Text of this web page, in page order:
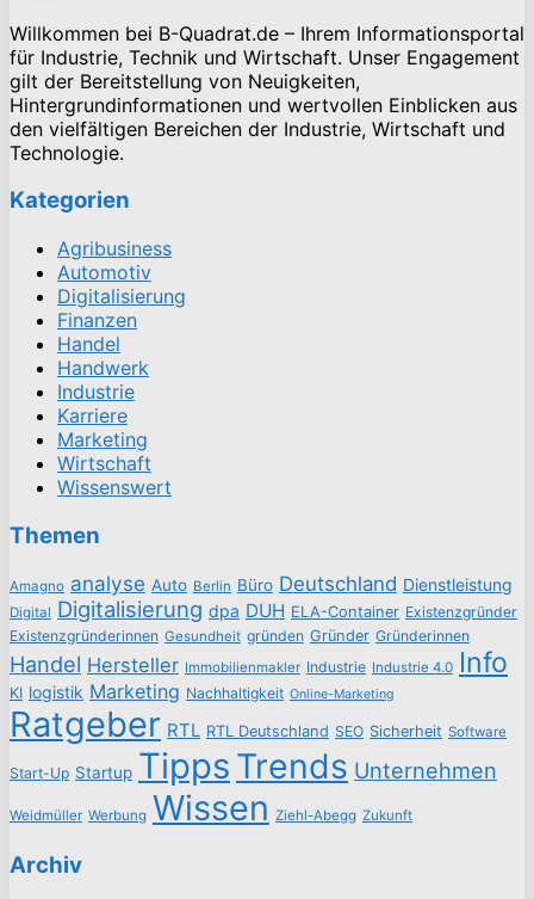
Willkommen bei B-Quadrat.de – Ihrem Informationsportal
für Industrie, Technik und Wirtschaft. Unser Engagement
gilt der Bereitstellung von Neuigkeiten,
Hintergrundinformationen und wertvollen Einblicken aus
den vielfältigen Bereichen der Industrie, Wirtschaft und
Technologie.
Kategorien
Agribusiness
Automotiv
Digitalisierung
Finanzen
Handel
Handwerk
Industrie
Karriere
Marketing
Wirtschaft
Wissenswert
Themen
Amagno analyse Auto Berlin Büro Deutschland Dienstleistung
Digital Digitalisierung dpa DUH ELA-Container Existenzgründer
Existenzgründerinnen Gesundheit gründen Gründer Gründerinnen
Handel Hersteller Immobilienmakler Industrie Industrie 4.0 Info
KI logistik Marketing Nachhaltigkeit Online-Marketing
Ratgeber RTL RTL Deutschland SEO Sicherheit Software
Start-Up Startup Tipps Trends Unternehmen
Weidmüller Werbung Wissen Ziehl-Abegg Zukunft
Archiv